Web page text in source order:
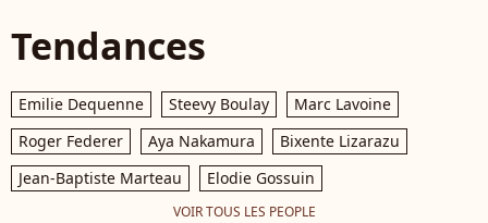
Tendances
Emilie Dequenne Steevy Boulay
Marc Lavoine
Roger Federer
Aya Nakamura
Bixente Lizarazu
Jean-Baptiste Marteau
Elodie Gossuin
VOIR TOUS LES PEOPLE